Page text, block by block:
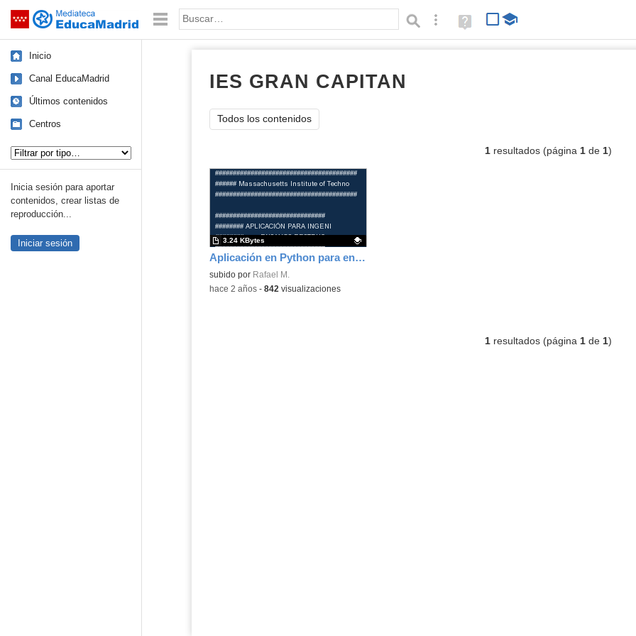
Saltar navegación Palabra o frase: Búsqueda avanzada
Ayuda
(en
Inicio
Canal EducaMadrid
Últimos contenidos
Centros
Inicia sesión para aportar
contenidos, crear listas de
reproducción...
Iniciar sesión
IES GRAN CAPITAN
Todos los contenidos
1resultados (página 1de 1)
Aplicación en Python para ensayos destructivos. Ingeniería de materiales
Contenido educativo.
subido por Rafael M.
3.24 KBytes
-hace 2 años- 842 visualizaciones
1resultados (página 1de 1)